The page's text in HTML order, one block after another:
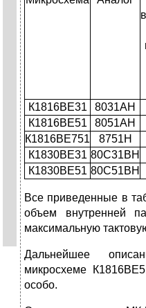
К1816ВЕ31 8031AH
К1816ВЕ51
8051AH
К1816ВЕ751
8751H
К1830ВЕ31 80C31BH
К1830ВЕ51 80C51BH
Все приведенные в
объем внутренней
максимальную
Дальнейшее
микросхеме
особо.